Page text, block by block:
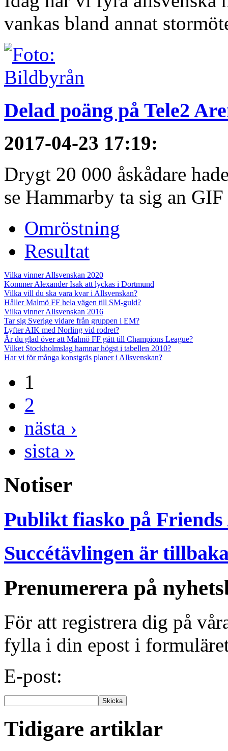
vankas bland annat
Delad poäng på Tele2
2017-04-23 17:19:
Drygt 20 000 åskådare
se Hammarby ta sig an
Omröstning
Resultat
Vilka vinner Allsvenskan 2020
Kommer Alexander Isak att lyckas i Dortmund
Vilka vill du ska vara kvar i Allsvenskan?
Håller Malmö FF hela vägen till SM-guld?
Vilka vinner Allsvenskan 2016
Tar sig Sverige vidare från gruppen i EM?
Lyfter AIK med Norling vid rodret?
Är du glad över att Malmö FF gått till Champions League?
Vilket Stockholmslag hamnar högst i tabellen 2010?
Har vi för många konstgräs planer i Allsvenskan?
1
2
nästa ›
sista »
Notiser
Publikt fiasko på Friends
Succétävlingen är
Prenumerera på
För att registrera dig på
fylla i din epost i
E-post:
Tidigare artiklar